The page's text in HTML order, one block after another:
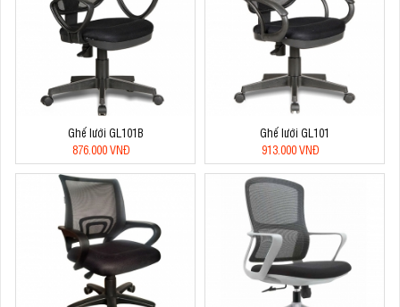
Ghế lưới GL101B
876.000 VNĐ
Ghế lưới GL101
913.000 VNĐ